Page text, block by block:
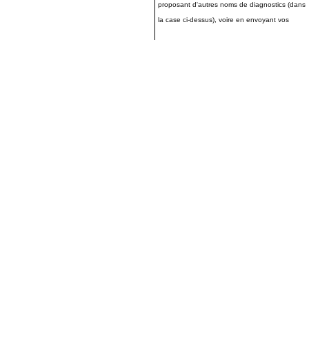
proposant d'autres noms de diagnostics (dans
la case ci-dessus), voire en envoyant vos